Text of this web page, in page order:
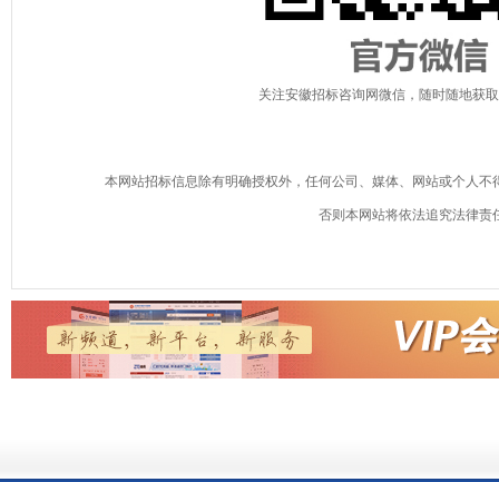
关注安徽招标咨询网微信，随时随地获
本网站招标信息除有明确授权外，任何公司、媒体、网站或个人
否则本网站将依法追究法律责